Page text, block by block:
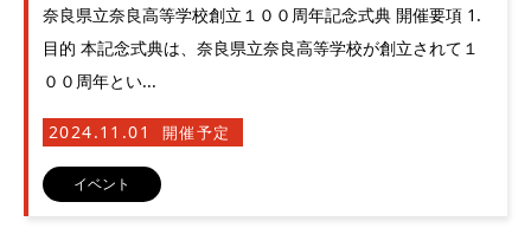
奈良県立奈良高等学校創立１００周年記念式典 開催要項 1.
目的 本記念式典は、奈良県立奈良高等学校が創立されて１
００周年とい...
2024.11.01 開催予定
イベント